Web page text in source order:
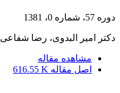
دوره 57، شماره 0، 1381
دکتر امیر البدوی، رضا شفاعی
مشاهده مقاله
اصل مقاله 616.55 K